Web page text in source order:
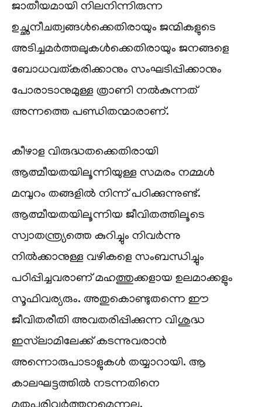
ജാതീയമായി നിലനിന്നിരുന്ന
ഉച്ഛനീചത്വങ്ങൾക്കെതിരായും ജന്മികളുടെ
അടിച്ചമർത്തലുകൾക്കെതിരായും ജനങ്ങളെ
ബോധവത്കരിക്കാനും സംഘടിപ്പിക്കാനും
പോരാടാനുമുള്ള ത്രാണി നൽകുന്നത്
അന്നത്തെ പണ്ഡിതന്മാരാണ്.
കീഴാള വിരുദ്ധതക്കെതിരായി
ആത്മീയതയിലൂന്നിയുള്ള സമരം നമ്മൾ
മമ്പുറം തങ്ങളിൽ നിന്ന് പഠിക്കുന്നുണ്ട്.
ആത്മീയതയിലൂന്നിയ ജീവിതത്തിലൂടെ
സ്വാതന്ത്ര്യത്തെ കുറിച്ചും നിവർന്നു
നിൽക്കാനുള്ള വഴികളെ സംബന്ധിച്ചും
പഠിപ്പിച്ചവരാണ് മഹത്തുക്കളായ ഉലമാക്കളും
സൂഫിവര്യരും. അതുകൊണ്ടുതന്നെ ഈ
ജീവിതരീതി അവതരിപ്പിക്കുന്ന വിശുദ്ധ
ഇസ്‌ലാമിലേക്ക് കടന്നുവരാൻ
അന്നൊരുപാടാളുകൾ തയ്യാറായി. ആ
കാലഘട്ടത്തിൽ നടന്നതിനെ